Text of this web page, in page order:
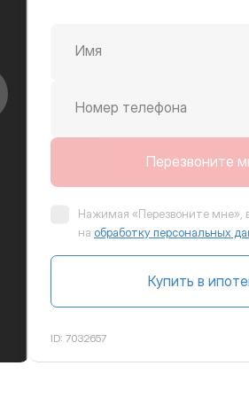
вправо
Имя
Номер телефона
Перезвоните
Нажимая «Перезвоните мне»,
на обработку персональных
Купить в
ID: 7032657